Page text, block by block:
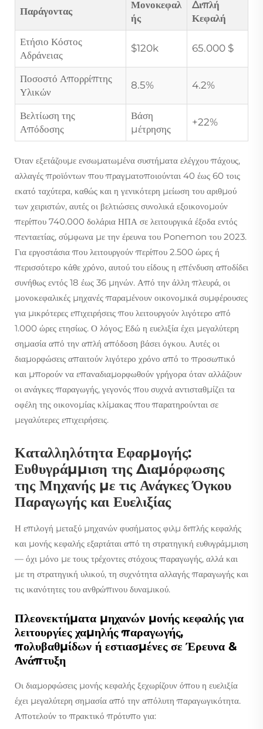
Παράγοντας
Μονοκεφαλ
ής
Διπλή
Κεφαλή
Ετήσιο Κόστος
Αδράνειας
$120k 65.000 $
Ποσοστό Απορρίπτης
Υλικών
8.5% 4.2%
Βελτίωση της
Απόδοσης
Βάση
μέτρησης
+22%
Όταν εξετάζουμε ενσωματωμένα συστήματα ελέγχου πάχους,
αλλαγές προϊόντων που πραγματοποιούνται 40 έως 60 τοις
εκατό ταχύτερα, καθώς και η γενικότερη μείωση του αριθμού
των χειριστών, αυτές οι βελτιώσεις συνολικά εξοικονομούν
περίπου 740.000 δολάρια ΗΠΑ σε λειτουργικά έξοδα εντός
πενταετίας, σύμφωνα με την έρευνα του Ponemon του 2023.
Για εργοστάσια που λειτουργούν περίπου 2.500 ώρες ή
περισσότερο κάθε χρόνο, αυτού του είδους η επένδυση αποδίδει
συνήθως εντός 18 έως 36 μηνών. Από την άλλη πλευρά, οι
μονοκεφαλικές μηχανές παραμένουν οικονομικά συμφέρουσες
για μικρότερες επιχειρήσεις που λειτουργούν λιγότερο από
1.000 ώρες ετησίως. Ο λόγος; Εδώ η ευελιξία έχει μεγαλύτερη
σημασία από την απλή απόδοση βάσει όγκου. Αυτές οι
διαμορφώσεις απαιτούν λιγότερο χρόνο από το προσωπικό
και μπορούν να επαναδιαμορφωθούν γρήγορα όταν αλλάζουν
οι ανάγκες παραγωγής, γεγονός που συχνά αντισταθμίζει τα
οφέλη της οικονομίας κλίμακας που παρατηρούνται σε
μεγαλύτερες επιχειρήσεις.
Καταλληλότητα Εφαρμογής:
Ευθυγράμμιση της Διαμόρφωσης
της Μηχανής με τις Ανάγκες Όγκου
Παραγωγής και Ευελιξίας
Η επιλογή μεταξύ μηχανών φυσήματος φιλμ διπλής κεφαλής
και μονής κεφαλής εξαρτάται από τη στρατηγική ευθυγράμμιση
— όχι μόνο με τους τρέχοντες στόχους παραγωγής, αλλά και
με τη στρατηγική υλικού, τη συχνότητα αλλαγής παραγωγής και
τις ικανότητες του ανθρώπινου δυναμικού.
Πλεονεκτήματα μηχανών μονής κεφαλής για
λειτουργίες χαμηλής παραγωγής,
πολυβαθμίδων ή εστιασμένες σε Έρευνα &
Ανάπτυξη
Οι διαμορφώσεις μονής κεφαλής ξεχωρίζουν όπου η ευελιξία
έχει μεγαλύτερη σημασία από την απόλυτη παραγωγικότητα.
Αποτελούν το πρακτικό πρότυπο για: